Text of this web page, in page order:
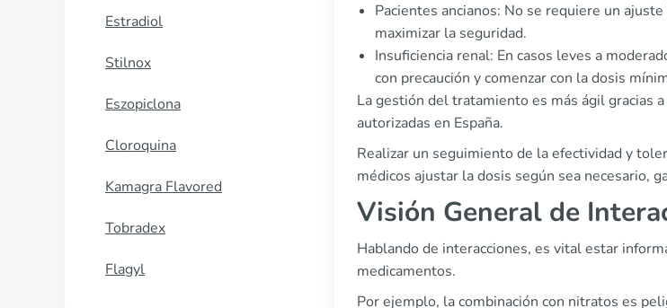
Estradiol
Stilnox
Eszopiclona
Cloroquina
Kamagra Flavored
Tobradex
Flagyl
Pacientes ancianos: No se requiere un
maximizar la seguridad.
Insuficiencia renal: En casos leves a
con precaución y comenzar con la dosis
La gestión del tratamiento es más ágil gracias
autorizadas en España.
Realizar un seguimiento de la efectividad y
médicos ajustar la dosis según sea necesario,
Visión General de
Hablando de interacciones, es vital estar
medicamentos.
Por ejemplo, la combinación con nitratos es